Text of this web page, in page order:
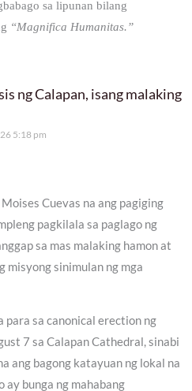
sa lipunan bilang
“Magnifica Humanitas.”
ng Calapan, isang malaking
5:18 pm
Cuevas na ang pagiging
pagkilala sa paglago ng
sa mas malaking hamon at
misyong sinimulan ng mga
para sa canonical erection ng
7 sa Calapan Cathedral, sinabi
ang bagong katayuan ng lokal na
bunga ng mahabang